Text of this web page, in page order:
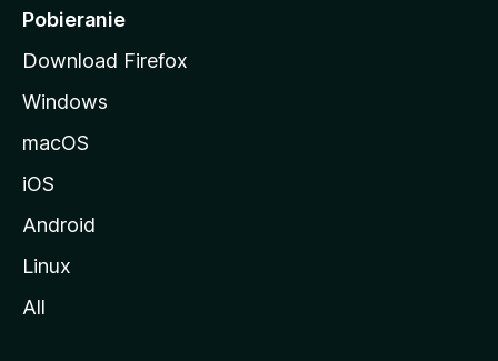
iPobieranie
Download Firefox
Windows
macOS
iOS
Android
Linux
All